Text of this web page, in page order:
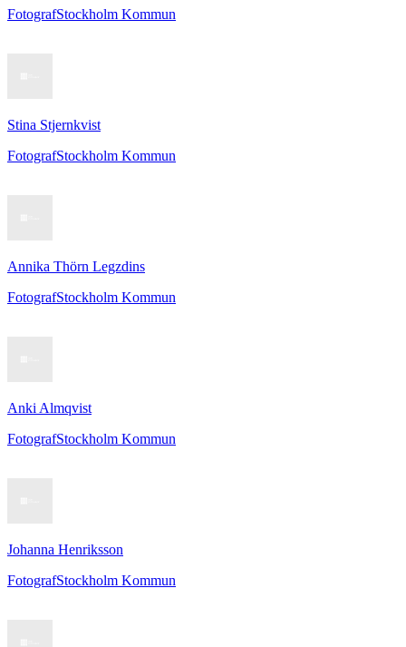
FotografStockholm Kommun
Stina Stjernkvist
FotografStockholm Kommun
Annika Thörn Legzdins
FotografStockholm Kommun
Anki Almqvist
FotografStockholm Kommun
Johanna Henriksson
FotografStockholm Kommun